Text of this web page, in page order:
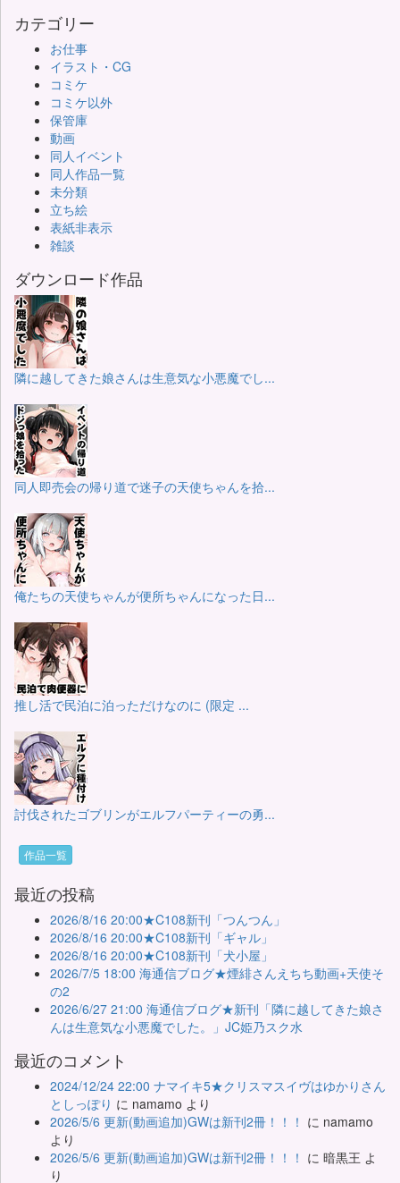
カテゴリー
お仕事
イラスト・CG
コミケ
コミケ以外
保管庫
動画
同人イベント
同人作品一覧
未分類
立ち絵
表紙非表示
雑談
ダウンロード作品
隣に越してきた娘さんは生意気な小悪魔でし...
同人即売会の帰り道で迷子の天使ちゃんを拾...
俺たちの天使ちゃんが便所ちゃんになった日...
推し活で民泊に泊っただけなのに (限定 ...
討伐されたゴブリンがエルフパーティーの勇...
作品一覧
最近の投稿
2026/8/16 20:00★C108新刊「つんつん」
2026/8/16 20:00★C108新刊「ギャル」
2026/8/16 20:00★C108新刊「犬小屋」
2026/7/5 18:00 海通信ブログ★煙緋さんえちち動画+天使そ
の2
2026/6/27 21:00 海通信ブログ★新刊「隣に越してきた娘さ
んは生意気な小悪魔でした。」JC姫乃スク水
最近のコメント
2024/12/24 22:00 ナマイキ5★クリスマスイヴはゆかりさん
としっぽり に namamo より
2026/5/6 更新(動画追加)GWは新刊2冊！！！ に namamo
より
2026/5/6 更新(動画追加)GWは新刊2冊！！！ に 暗黒王 よ
り